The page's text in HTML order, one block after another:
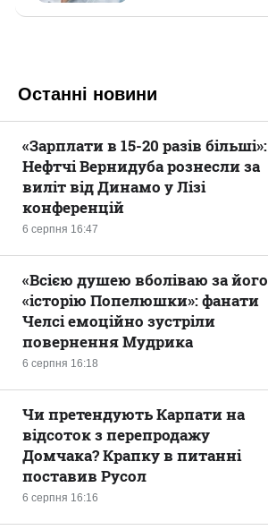
Останні новини
6 серпня 16:47
«Зарплати в 15-20 разів більші»:
Нефтчі Вернидуба рознесли за
виліт від Динамо у Лізі
конференцій
6 серпня 16:18
«Всією душею вболіваю за його
«історію Попелюшки»: фанати
Челсі емоційно зустріли
повернення Мудрика
6 серпня 16:16
Чи претендують Карпати на
відсоток з перепродажу
Домчака? Крапку в питанні
поставив Русол